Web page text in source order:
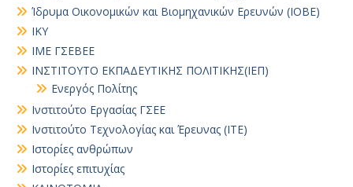
Ίδρυμα Οικονομικών και Βιομηχανικών Ερευνών (ΙΟΒΕ)
ΙΚΥ
ΙΜΕ ΓΣΕΒΕΕ
ΙΝΣΤΙΤΟΥΤΟ ΕΚΠΑΔΕΥΤΙΚΗΣ ΠΟΛΙΤΙΚΗΣ(ΙΕΠ)
Ενεργός Πολίτης
Ινστιτούτο Εργασίας ΓΣΕΕ
Ινστιτούτο Τεχνολογίας και Έρευνας (ΙΤΕ)
Ιστορίες ανθρώπων
Ιστορίες επιτυχίας